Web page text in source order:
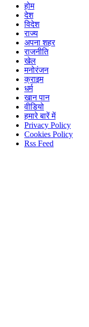
होम
देश
विदेश
राज्य
अपना शहर
राजनीति
खेल
मनोरंजन
क्राइम
धर्म
खान पान
वीडियो
हमारे बारें में
Privacy Policy
Cookies Policy
Rss Feed